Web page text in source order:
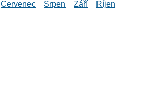
Červenec Srpen Září
Říjen